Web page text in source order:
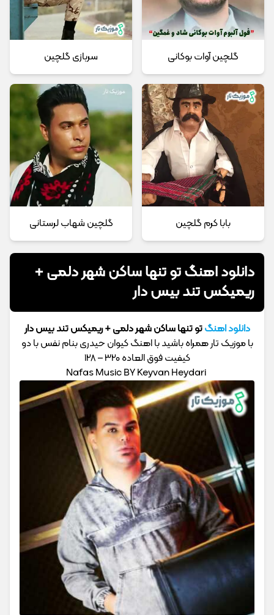
گلچین آوات بوکانی سربازی گلچین
بابا کرم گلچین گلچین شهاب لرستانی
دانلود اهنگ تو تنها ساکن شهر دلمی +
ریمیکس تند بیس دار
دانلود اهنگتو تنها ساکن شهر دلمی + ریمیکس تند بیس دار
با موزیک تار همراه باشید با اهنگ کیوان حیدری بنام نفس با دو
کیفیت فوق العاده 320 – 128